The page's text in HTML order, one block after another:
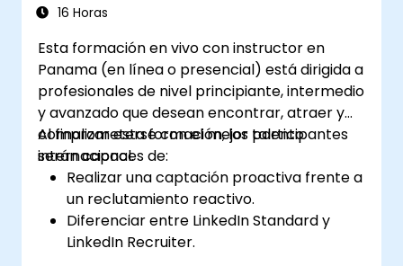
16 Horas
Esta formación en vivo con instructor en
Panama (en línea o presencial) está dirigida a
profesionales de nivel principiante, intermedio
y avanzado que desean encontrar, atraer y
comprometerse con el mejor talento
internacional.
Al finalizar esta formación, los participantes
serán capaces de:
Realizar una captación proactiva frente a
un reclutamiento reactivo.
Diferenciar entre LinkedIn Standard y
LinkedIn Recruiter.